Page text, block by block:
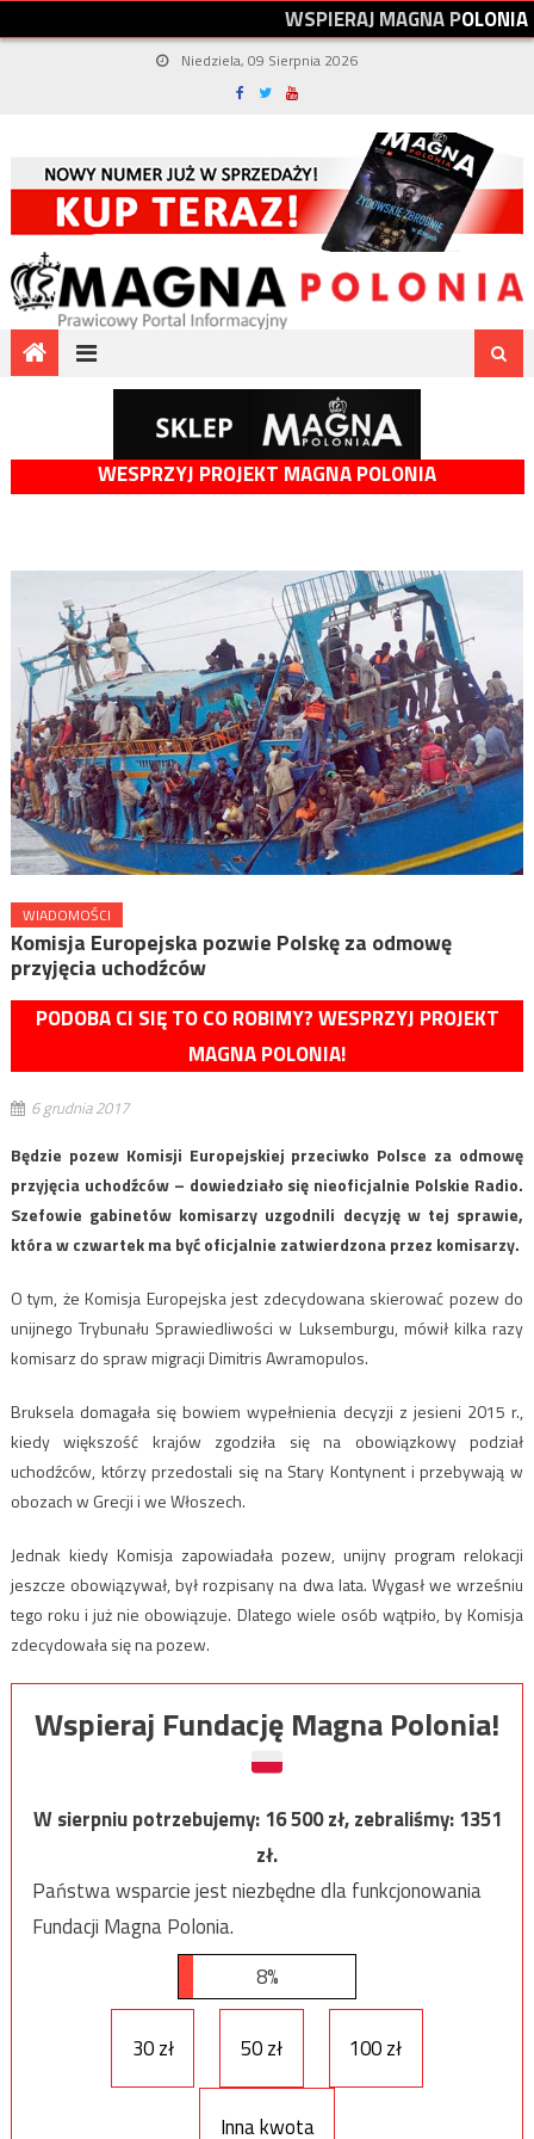
WSPIERAJMAGNAPOLONIA
Niedziela, 09 Sierpnia 2026
WESPRZYJ PROJEKT MAGNA POLONIA
WIADOMOŚCI
Komisja Europejska pozwie Polskę za odmowę
przyjęcia uchodźców
PODOBA CI SIĘ TO CO ROBIMY? WESPRZYJ PROJEKT
MAGNA POLONIA!
6 grudnia 2017
Będzie pozew Komisji Europejskiej przeciwko Polsce za odmowę
przyjęcia uchodźców – dowiedziało się nieoficjalnie Polskie Radio.
Szefowie gabinetów komisarzy uzgodnili decyzję w tej sprawie,
która w czwartek ma być oficjalnie zatwierdzona przez komisarzy.
O tym, że Komisja Europejska jest zdecydowana skierować pozew do
unijnego Trybunału Sprawiedliwości w Luksemburgu, mówił kilka razy
komisarz do spraw migracji Dimitris Awramopulos.
Bruksela domagała się bowiem wypełnienia decyzji z jesieni 2015 r.,
kiedy większość krajów zgodziła się na obowiązkowy podział
uchodźców, którzy przedostali się na Stary Kontynent i przebywają w
obozach w Grecji i we Włoszech.
Jednak kiedy Komisja zapowiadała pozew, unijny program relokacji
jeszcze obowiązywał, był rozpisany na dwa lata. Wygasł we wrześniu
tego roku i już nie obowiązuje. Dlatego wiele osób wątpiło, by Komisja
zdecydowała się na pozew.
Wspieraj Fundację Magna Polonia!
W sierpniu potrzebujemy:16 500zł, zebraliśmy:1351
zł.
Państwa wsparcie jest niezbędne dla funkcjonowania
Fundacji Magna Polonia.
8%
30 zł 50 zł 100 zł
Inna kwota